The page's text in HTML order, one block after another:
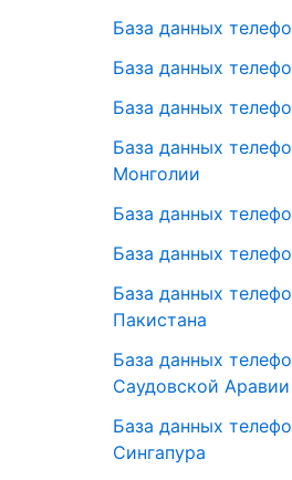
База данных
База данных
База данных
База данных
Монголии
База данных
База данных
База данных
Пакистана
База данных
Саудовской Аравии
База данных
Сингапура